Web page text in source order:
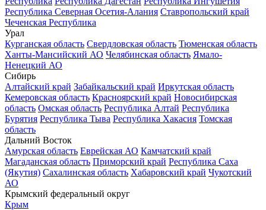
Республика Северная Осетия-Алания Ставропольский край
Чеченская Республика
Урал
Курганская область Свердловская область Тюменская область
Ханты-Мансийский АО Челябинская область Ямало-
Ненецкий АО
Сибирь
Алтайский край Забайкальский край Иркутская область
Кемеровская область Красноярский край Новосибирская
область Омская область Республика Алтай Республика
Бурятия Республика Тыва Республика Хакасия Томская
область
Дальний Восток
Амурская область Еврейская АО Камчатский край
Магаданская область Приморский край Республика Саха
(Якутия) Сахалинская область Хабаровский край Чукотский
АО
Крымский федеральный округ
Крым